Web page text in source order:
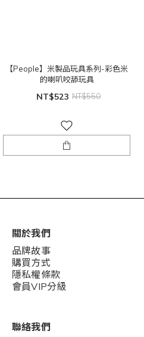
【People】米製品玩具系列-彩色米
的喇叭咬舔玩具
NT$523 NT$550
關於我們
品牌故事
購買方式
隱私權條款
會員VIP分級
聯絡我們